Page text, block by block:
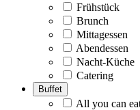
Frühstück
Brunch
Mittagessen
Abendessen
Nacht-Küche
Catering
Buffet
All you can